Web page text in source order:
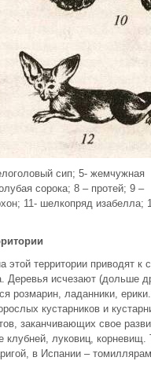
сип; 5- жемчужная
сорока; 8 – протей; 9 –
11- шелкопряд изабелла;
этой территории приводят к
Деревья исчезают (дольше
розмарин, ладанники,
кустарников и
заканчивающих свое
клубней, луковиц, корневищ.
в Испании –